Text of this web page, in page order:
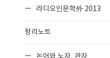
라디오인문학外 2013
정리노트